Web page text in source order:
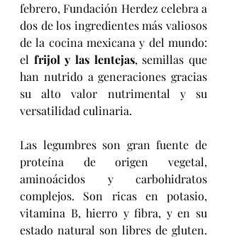
febrero, Fundación Herdez celebra a
dos de los ingredientes más valiosos
de la cocina mexicana y del mundo:
el frijol y las lentejas, semillas que
han nutrido a generaciones gracias
su alto valor nutrimental y su
versatilidad culinaria.
Las legumbres son gran fuente de
proteína de origen vegetal,
aminoácidos y carbohidratos
complejos. Son ricas en potasio,
vitamina B, hierro y fibra, y en su
estado natural son libres de gluten.